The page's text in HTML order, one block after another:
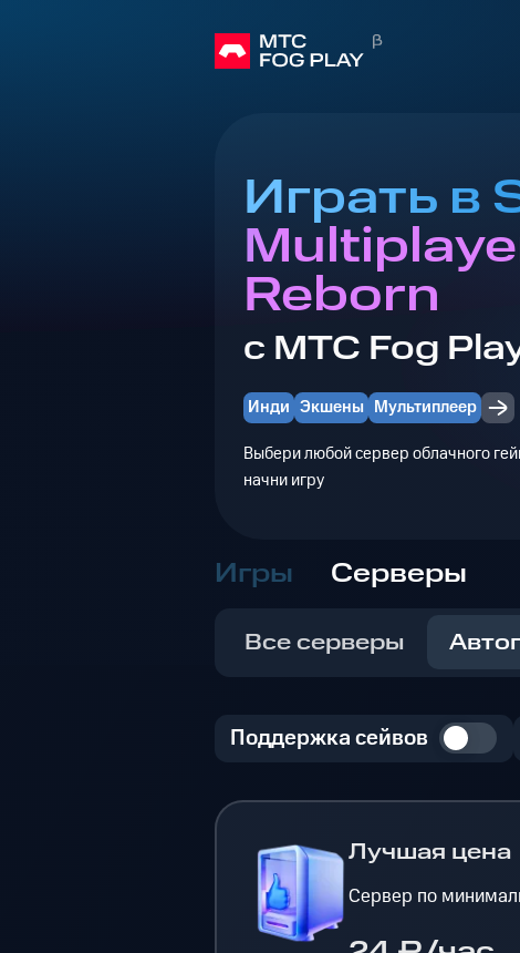
Играть в
Reborn
с МТС Fog
Инди Экшены Мультиплеер
Выбери любой сервер облачного
начни игру
Игры Серверы
Все серверы
Поддержка сейвов
Лучшая цена
Сервер по